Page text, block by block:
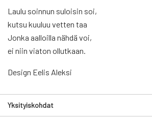
Laulu soinnun suloisin soi,
kutsu kuuluu vetten taa
Jonka aalloilla nähdä voi,
ei niin viaton ollutkaan.
Design Eelis Aleksi
Yksityiskohdat